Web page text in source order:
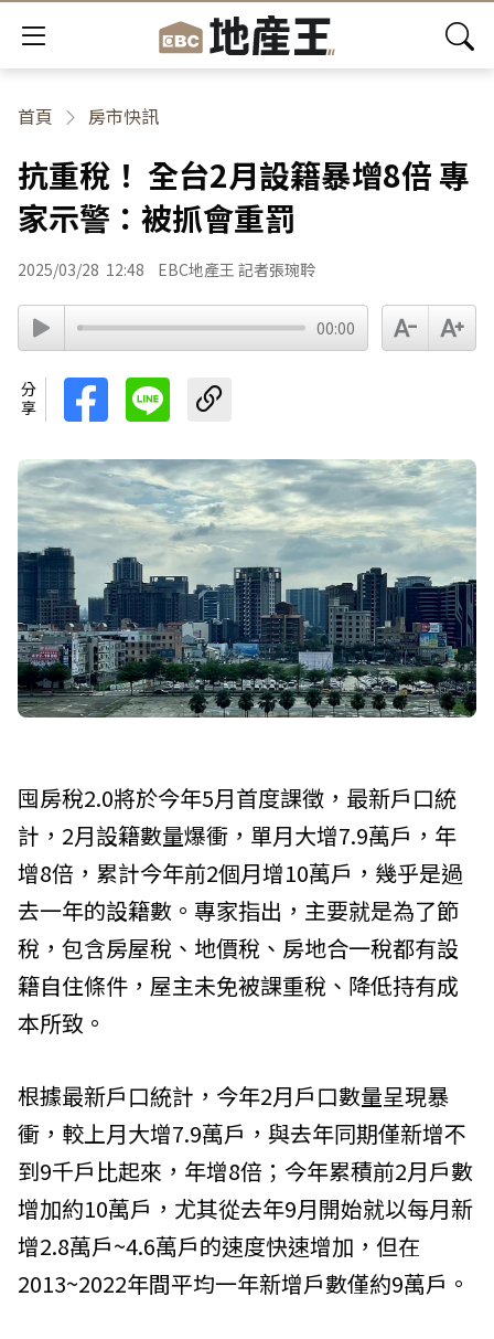
首頁 房市快訊
抗重稅！ 全台2月設籍暴增8倍 專
家示警：被抓會重罰
2025/03/28 12:48 EBC地產王 記者張琬聆
00:00
分享
囤房稅2.0將於今年5月首度課徵，最新戶口統
計，2月設籍數量爆衝，單月大增7.9萬戶，年
增8倍，累計今年前2個月增10萬戶，幾乎是過
去一年的設籍數。專家指出，主要就是為了節
稅，包含房屋稅、地價稅、房地合一稅都有設
籍自住條件，屋主未免被課重稅、降低持有成
本所致。
根據最新戶口統計，今年2月戶口數量呈現暴
衝，較上月大增7.9萬戶，與去年同期僅新增不
到9千戶比起來，年增8倍；今年累積前2月戶數
增加約10萬戶，尤其從去年9月開始就以每月新
增2.8萬戶~4.6萬戶的速度快速增加，但在
2013~2022年間平均一年新增戶數僅約9萬戶。